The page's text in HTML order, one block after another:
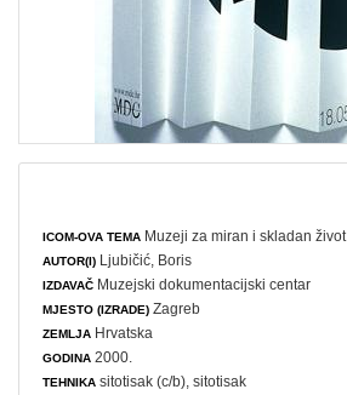
ICOM-OVA TEMA Muzeji za miran i skladan život
AUTOR(I) Ljubičić, Boris
IZDAVAČ Muzejski dokumentacijski centar
MJESTO (IZRADE) Zagreb
ZEMLJA Hrvatska
GODINA 2000.
TEHNIKA sitotisak (c/b), sitotisak